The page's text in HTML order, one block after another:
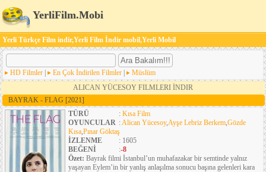
YerliFilm.Mobi
Yerli Türkçe Film indir,Yerli Film İndir mobil,Yerli Mobil
HD Filmler En Çok İndirilen Filmler
Müslüm
ALICAN YÜCESOY FILMLERI İNDIR
BAYRAK - FLAG [2021]
TÜRÜ
: Kısa Film
OYUNCULAR :Alican Yücesoy,Ayşe Lebriz Berkem,Gözde
Kısa,Pınar Göktaş
İZLENME
: 1605
BEĞENİ
:-8
Özet: Bayrak filmi İstanbul’un muhafazakar bir semtinde yalnız
yaşayan Eylem’in bir yanlış anlaşılma sonucu başına gelenleri kara